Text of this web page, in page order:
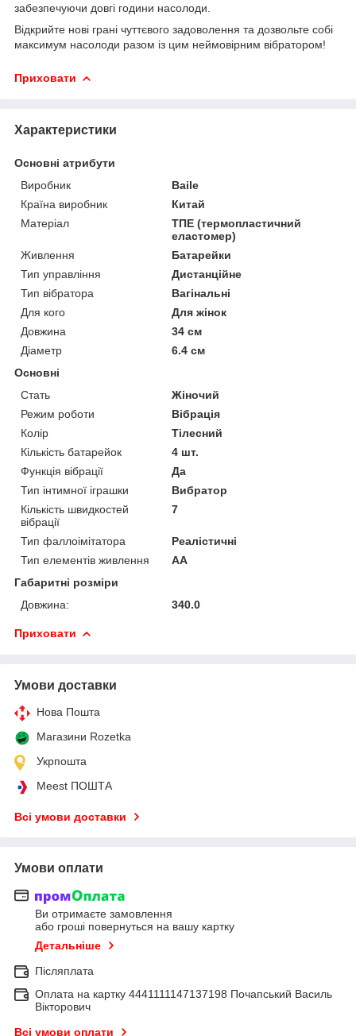
забезпечуючи довгі години насолоди.
Відкрийте нові грані чуттєвого задоволення та дозвольте собі
максимум насолоди разом із цим неймовірним вібратором!
Приховати
Характеристики
Основні атрибути
Виробник
Baile
Країна виробник
Китай
Матеріал
ТПЕ (термопластичний
еластомер)
Живлення
Батарейки
Тип управління
Дистанційне
Тип вібратора
Вагінальні
Для кого
Для жінок
Довжина
34 см
Діаметр
6.4 см
Основні
Стать
Жіночий
Режим роботи
Вібрація
Колір
Тілесний
Кількість батарейок
4 шт.
Функція вібрації
Да
Тип інтимної іграшки
Вибратор
Кількість швидкостей
вібрації
7
Тип фаллоімітатора
Реалістичні
Тип елементів живлення
AA
Габаритні розміри
Довжина:
340.0
Приховати
Умови доставки
Нова Пошта
Магазини Rozetka
Укрпошта
Meest ПОШТА
Всі умови доставки
Умови оплати
Ви отримаєте замовлення
або гроші повернуться на вашу картку
Детальніше
Післяплата
Оплата на картку 4441111147137198 Почапський Василь
Вікторович
Всі умови оплати